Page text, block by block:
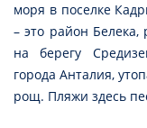
моря в поселке
– это район
на берегу
города Анталия,
рощ. Пляжи здесь